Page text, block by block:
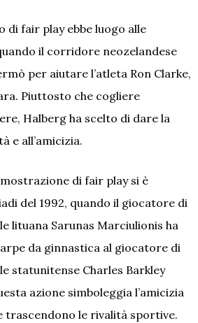
di fair play ebbe luogo alle
il corridore neozelandese
per aiutare l’atleta Ron Clarke,
Piuttosto che cogliere
Halberg ha scelto di dare la
e all’amicizia.
di fair play si è
del 1992, quando il giocatore di
lituana Sarunas Marciulionis ha
da ginnastica al giocatore di
statunitense Charles Barkley
azione simboleggia l’amicizia
trascendono le rivalità sportive.